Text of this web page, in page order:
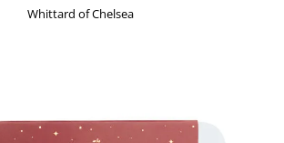
aroma
planteWhittard of Chelsea